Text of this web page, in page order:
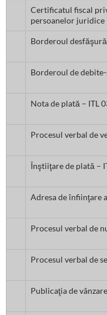
Certificatul fiscal
persoanelor juridice
Borderoul
Borderoul de
Nota de plată – ITL
Procesul verbal de
Înştiiţare de plată –
Adresa de înfiinţare
Procesul verbal de
Procesul verbal de
Publicaţia de